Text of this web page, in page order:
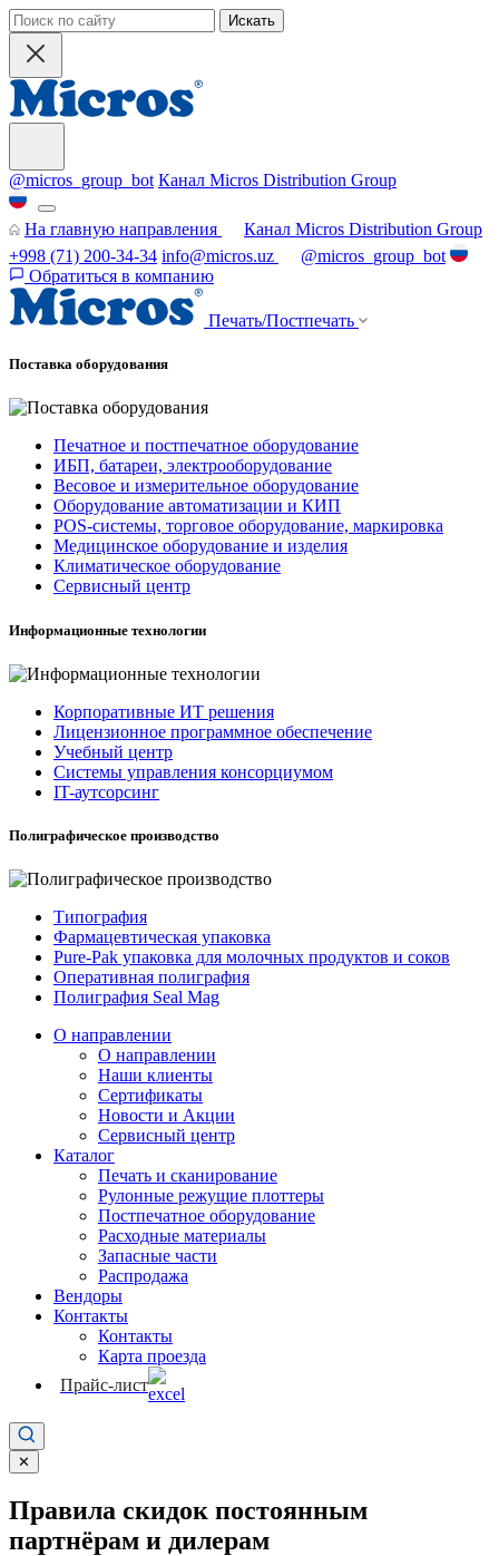
Искать
@micros_group_bot Канал Micros Distribution Group
На главную направления
Канал Micros Distribution Group
+998 (71) 200-34-34 info@micros.uz
@micros_group_bot
Обратиться в компанию
Печать/Постпечать
Поставка оборудования
Печатное и постпечатное оборудование
ИБП, батареи, электрооборудование
Весовое и измерительное оборудование
Оборудование автоматизации и КИП
POS-системы, торговое оборудование, маркировка
Медицинское оборудование и изделия
Климатическое оборудование
Сервисный центр
Информационные технологии
Корпоративные ИТ решения
Лицензионное программное обеспечение
Учебный центр
Системы управления консорциумом
IT-аутсорсинг
Полиграфическое производство
Типография
Фармацевтическая упаковка
Pure-Pak упаковка для молочных продуктов и соков
Оперативная полиграфия
Полиграфия Seal Mag
О направлении
О направлении
Наши клиенты
Сертификаты
Новости и Акции
Сервисный центр
Каталог
Печать и сканирование
Рулонные режущие плоттеры
Постпечатное оборудование
Расходные материалы
Запасные части
Распродажа
Вендоры
Контакты
Контакты
Карта проезда
Прайс-лист
✕
Правила скидок постоянным
партнёрам и дилерам